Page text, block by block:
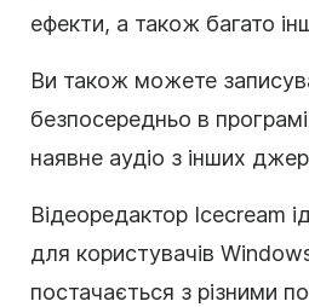
ефекти, а також багато
Ви також можете
безпосередньо в
наявне аудіо з інших
Відеоредактор Icecream
для користувачів
постачається з різними